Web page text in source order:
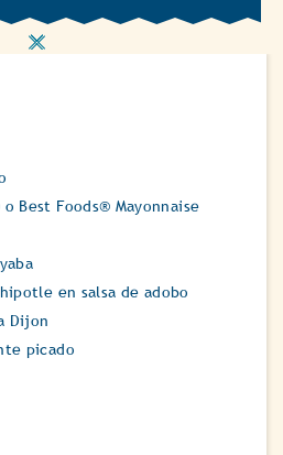
Best Foods® Mayonnaise
en salsa de adobo
Dijon
picado